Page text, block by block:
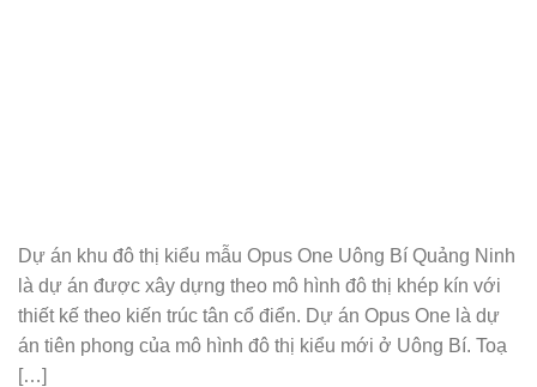
Dự án khu đô thị kiểu mẫu Opus One Uông Bí Quảng Ninh
là dự án được xây dựng theo mô hình đô thị khép kín với
thiết kế theo kiến trúc tân cổ điển. Dự án Opus One là dự
án tiên phong của mô hình đô thị kiểu mới ở Uông Bí. Toạ
[…]